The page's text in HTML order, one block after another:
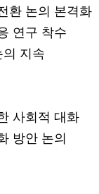
논의 본격화
연구 착수
지속
사회적 대화
방안 논의